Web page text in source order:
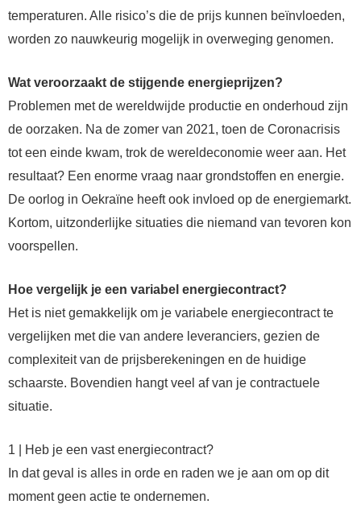
temperaturen. Alle risico’s die de prijs kunnen beïnvloeden,
worden zo nauwkeurig mogelijk in overweging genomen.
Wat veroorzaakt de stijgende energieprijzen?
Problemen met de wereldwijde productie en onderhoud zijn
de oorzaken. Na de zomer van 2021, toen de Coronacrisis
tot een einde kwam, trok de wereldeconomie weer aan. Het
resultaat? Een enorme vraag naar grondstoffen en energie.
De oorlog in Oekraïne heeft ook invloed op de energiemarkt.
Kortom, uitzonderlijke situaties die niemand van tevoren kon
voorspellen.
Hoe vergelijk je een variabel energiecontract?
Het is niet gemakkelijk om je variabele energiecontract te
vergelijken met die van andere leveranciers, gezien de
complexiteit van de prijsberekeningen en de huidige
schaarste. Bovendien hangt veel af van je contractuele
situatie.
1 | Heb je een vast energiecontract?
In dat geval is alles in orde en raden we je aan om op dit
moment geen actie te ondernemen.